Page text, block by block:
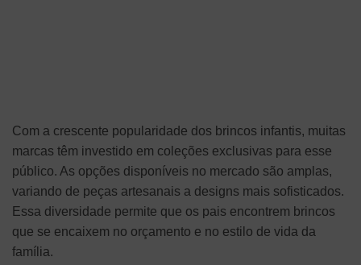
Com a crescente popularidade dos brincos infantis, muitas
marcas têm investido em coleções exclusivas para esse
público. As opções disponíveis no mercado são amplas,
variando de peças artesanais a designs mais sofisticados.
Essa diversidade permite que os pais encontrem brincos
que se encaixem no orçamento e no estilo de vida da
família.